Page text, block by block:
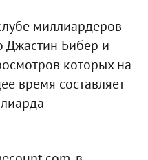
миллиардеров
Джастин Бибер и
которых на
время составляет